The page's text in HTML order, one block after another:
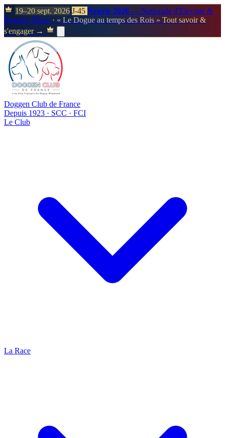
19–20 sept. 2026 J-45 Neuvic 2026 — Nationale d'Élevage &
Doggen Show · « Le Dogue au temps des Rois » Tout savoir &
s'engager →
Doggen Club de France
Depuis 1923 · SCC · FCI
Le Club
La Race